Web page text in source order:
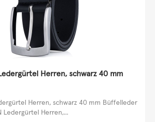
Herren, schwarz 40 mm
Herren, schwarz 40 mm Büffelleder
Ledergürtel Herren,...